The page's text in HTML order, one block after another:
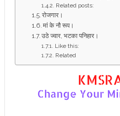
Related posts:
रोजगार।
मां के नौ रूप।
उठे ज्वार, भटका पनिहार।
Like this:
Related